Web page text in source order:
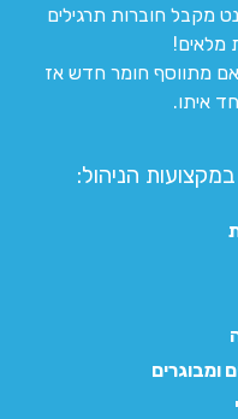
מקבל חוברות תרגילים
מלאים!
מתווסף חומר חדש אז
איתו.
הניהול:
ומבוגרים